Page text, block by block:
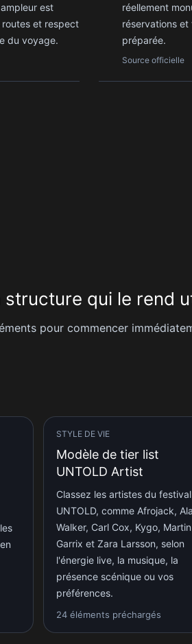
est
routes et respect
du voyage.
réellement
réservations
préparée.
Source officielle
qui le rend
pour commencer
STYLE DE VIE
Modèle de tier list
UNTOLD Artist
Classez les artistes du festival
UNTOLD, comme Afrojack,
Walker, Carl Cox, Kygo, Martin
Garrix et Zara Larsson, selon
l'énergie live, la musique, la
présence scénique ou vos
préférences.
24 éléments préchargés